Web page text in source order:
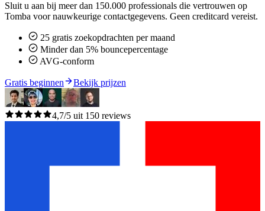
Sluit u aan bij meer dan 150.000 professionals die vertrouwen op
Tomba voor nauwkeurige contactgegevens. Geen creditcard vereist.
25 gratis zoekopdrachten per maand
Minder dan 5% bouncepercentage
AVG-conform
Gratis beginnen Bekijk prijzen
4,7/5 uit 150 reviews